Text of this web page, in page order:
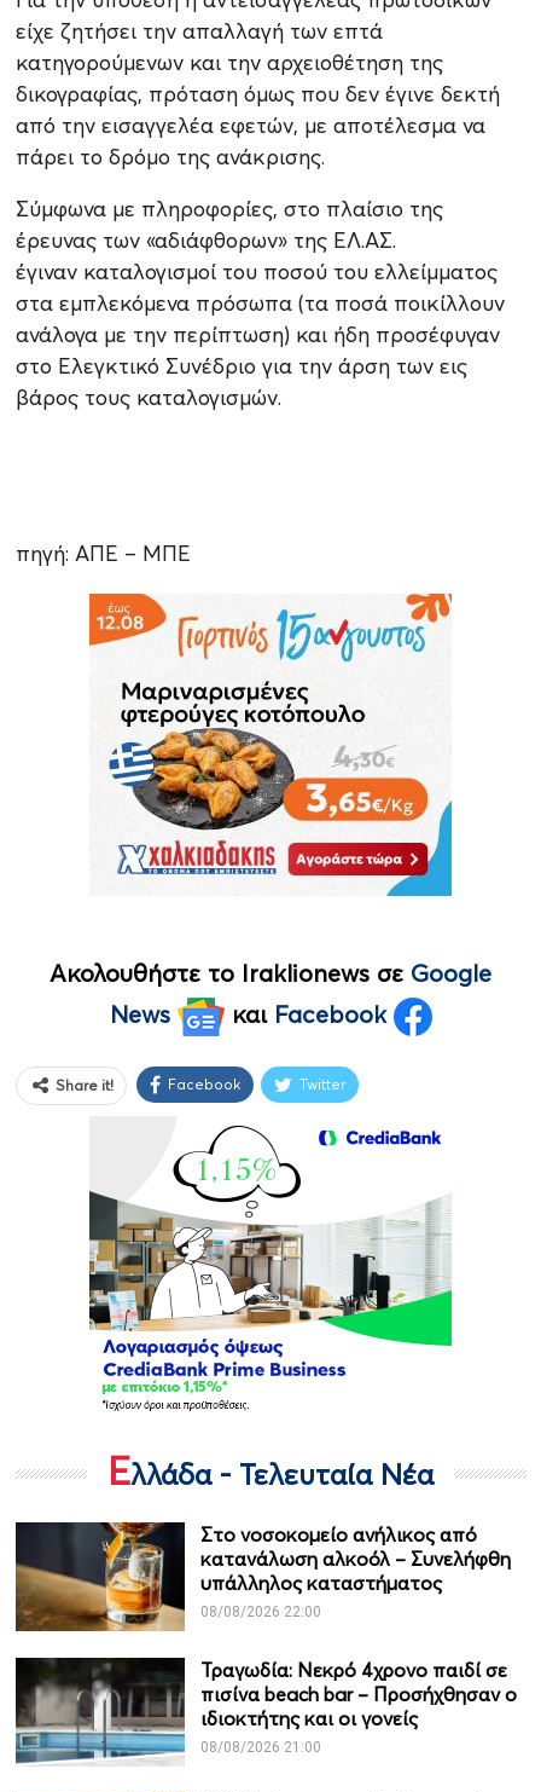
είχε ζητήσει την απαλλαγή των επτά
κατηγορούμενων και την αρχειοθέτηση της
δικογραφίας, πρόταση όμως που δεν έγινε δεκτή
από την εισαγγελέα εφετών, με αποτέλεσμα να
πάρει το δρόμο της ανάκρισης.
Σύμφωνα με πληροφορίες, στο πλαίσιο της
έρευνας των «αδιάφθορων» της ΕΛ.ΑΣ.
έγιναν καταλογισμοί του ποσού του ελλείμματος
στα εμπλεκόμενα πρόσωπα (τα ποσά ποικίλλουν
ανάλογα με την περίπτωση) και ήδη προσέφυγαν
στο Ελεγκτικό Συνέδριο για την άρση των εις
βάρος τους καταλογισμών.
πηγή: ΑΠΕ – ΜΠΕ
Ακολουθήστε το Iraklionews σε Google
News
και Facebook
Share it! Facebook Twitter
Ελλάδα - Τελευταία Νέα
Στο νοσοκομείο ανήλικος από
κατανάλωση αλκοόλ – Συνελήφθη
υπάλληλος καταστήματος
08/08/2026 22:00
Τραγωδία: Νεκρό 4χρονο παιδί σε
πισίνα beach bar – Προσήχθησαν ο
ιδιοκτήτης και οι γονείς
08/08/2026 21:00